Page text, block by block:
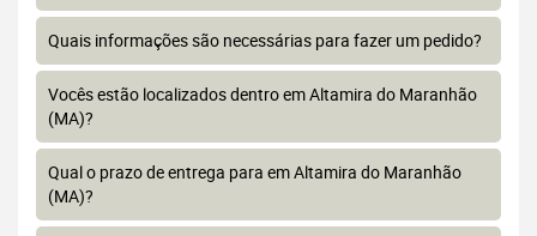
Quais informações são necessárias para fazer um pedido?
Vocês estão localizados dentro em Altamira do Maranhão
(MA)?
Qual o prazo de entrega para em Altamira do Maranhão
(MA)?